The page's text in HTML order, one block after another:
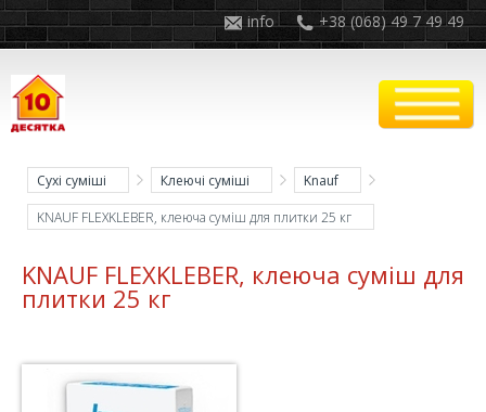
+38 (068) 49 7 49 49
info
Сухі суміші Клеючі суміші
Knauf
KNAUF FLEXKLEBER, клеюча суміш для плитки 25 кг
KNAUF FLEXKLEBER, клеюча суміш для
плитки 25 кг